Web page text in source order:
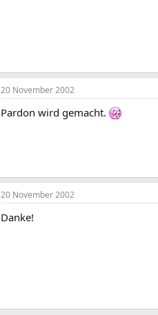
20 November 2002
Pardon wird gemacht.
20 November 2002
Danke!